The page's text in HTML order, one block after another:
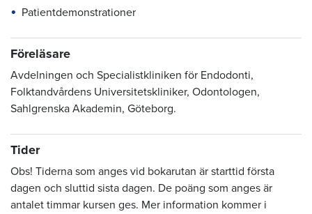
Patientdemonstrationer
Föreläsare
Avdelningen och Specialistkliniken för Endodonti,
Folktandvårdens Universitetskliniker, Odontologen,
Sahlgrenska Akademin, Göteborg.
Tider
Obs! Tiderna som anges vid bokarutan är starttid första
dagen och sluttid sista dagen. De poäng som anges är
antalet timmar kursen ges. Mer information kommer i